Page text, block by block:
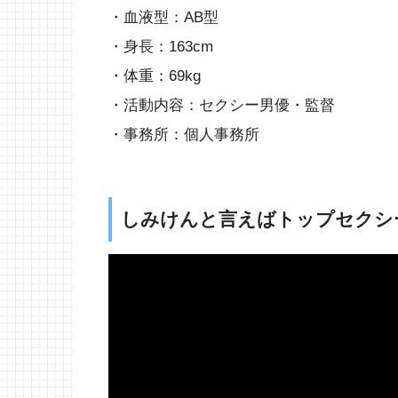
・血液型：AB型
・身長：163cm
・体重：69kg
・活動内容：セクシー男優・監督
・事務所：個人事務所
しみけんと言えばトップセクシ